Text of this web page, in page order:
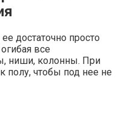
достаточно просто
все
ниши, колонны. При
полу, чтобы под нее не